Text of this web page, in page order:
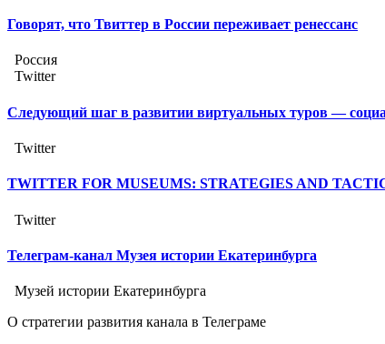
Говорят, что Твиттер в России переживает ренессанс
Россия
Twitter
Следующий шаг в развитии виртуальных туров —
Twitter
TWITTER FOR MUSEUMS: STRATEGIES AND
Twitter
Телеграм-канал Музея истории Екатеринбурга
Музей истории Екатеринбурга
О стратегии развития канала в Телеграме